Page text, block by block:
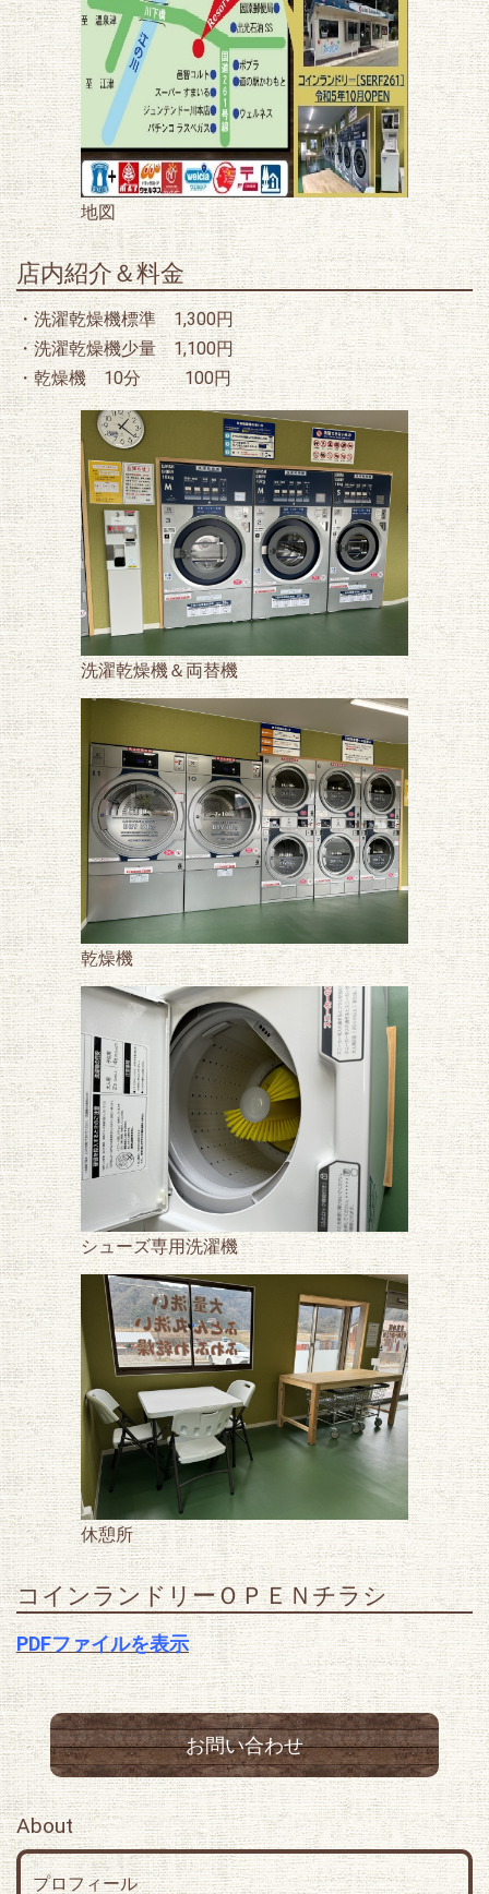
地図
店内紹介＆料金
・洗濯乾燥機標準 1,300円
・洗濯乾燥機少量 1,100円
・乾燥機 10分 100円
洗濯乾燥機＆両替機
乾燥機
シューズ専用洗濯機
休憩所
コインランドリーＯＰＥＮチラシ
PDFファイルを表示
お問い合わせ
About
プロフィール